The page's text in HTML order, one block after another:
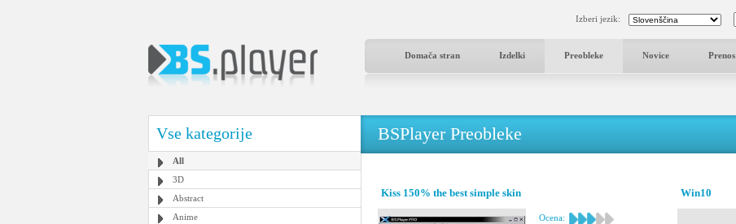
Izberi jezik:
Domača stran Izdelki Preobleke Novice Prenos
Vse kategorije
All
3D
Abstract
Anime
BSPlayer Preobleke
Kiss 150% the best simple skin
Ocena:
Win10